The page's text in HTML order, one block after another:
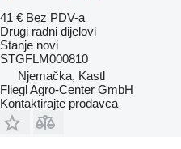
41 € Bez PDV-a
Drugi radni dijelovi
Stanje novi
STGFLM000810
Njemačka, Kastl
Fliegl Agro-Center GmbH
Kontaktirajte prodavca